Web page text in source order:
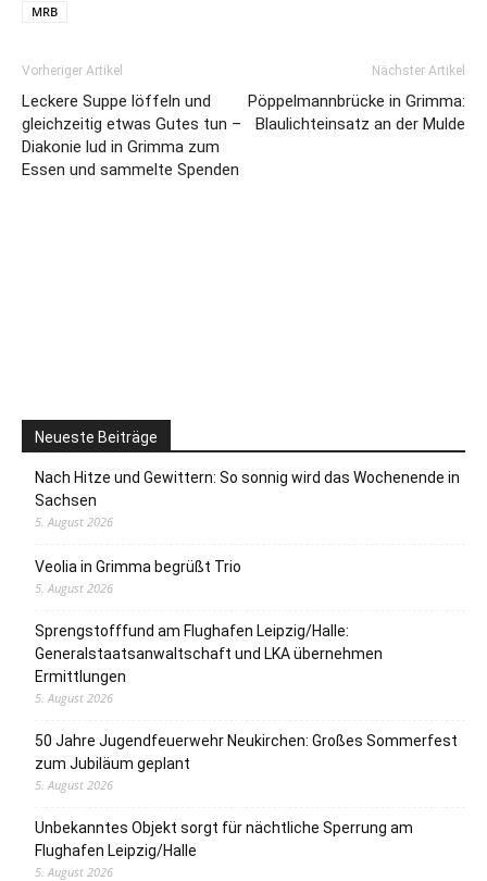
MRB
Vorheriger Artikel
Leckere Suppe löffeln und
gleichzeitig etwas Gutes tun –
Diakonie lud in Grimma zum
Essen und sammelte Spenden
Nächster Artikel
Pöppelmannbrücke in Grimma:
Blaulichteinsatz an der Mulde
Neueste Beiträge
Nach Hitze und Gewittern: So sonnig wird das Wochenende in
Sachsen
5. August 2026
Veolia in Grimma begrüßt Trio
5. August 2026
Sprengstofffund am Flughafen Leipzig/Halle:
Generalstaatsanwaltschaft und LKA übernehmen
Ermittlungen
5. August 2026
50 Jahre Jugendfeuerwehr Neukirchen: Großes Sommerfest
zum Jubiläum geplant
5. August 2026
Unbekanntes Objekt sorgt für nächtliche Sperrung am
Flughafen Leipzig/Halle
5. August 2026